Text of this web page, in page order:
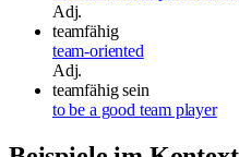
Adj.
teamfähig
team-oriented
Adj.
teamfähig sein
to be a good team player